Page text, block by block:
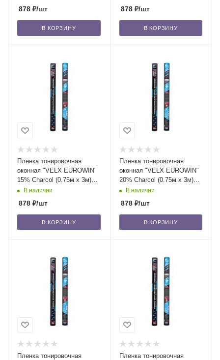
878 ₽/шт
В КОРЗИНУ
878₽/шт
В КОРЗИНУ
Пленка тонировочная
оконная "VELX EUROWIN"
15% Сharcol (0.75м х 3м)
/20В наличии
878 ₽/шт
В КОРЗИНУ
Пленка тонировочная
оконная "VELX EUROWIN"
20% Сharcol (0.75м х 3м)
/20В наличии
878₽/шт
В КОРЗИНУ
Пленка тонировочная
Пленка тонировочная